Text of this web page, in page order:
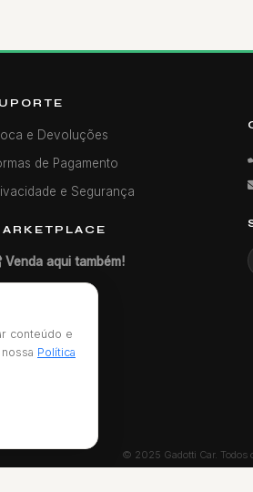
conteúdo e
Política
e Devoluções
de Pagamento
e Segurança
Venda aqui também!
© 2025 Gadotti Car. Todos